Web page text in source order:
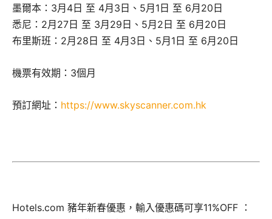
墨爾本：3月4日 至 4月3日、5月1日 至 6月20日
悉尼：2月27日 至 3月29日、5月2日 至 6月20日
布里斯班：2月28日 至 4月3日、5月1日 至 6月20日
機票有效期：3個月
預訂網址： https://www.skyscanner.com.hk
Hotels.com 豬年新春優惠，輸入優惠碼可享11%OFF ：